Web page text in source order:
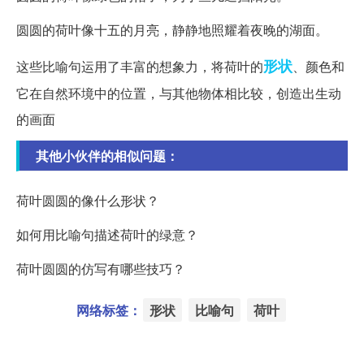
圆圆的荷叶像十五的月亮，静静地照耀着夜晚的湖面。
这些比喻句运用了丰富的想象力，将荷叶的形状、颜色和
它在自然环境中的位置，与其他物体相比较，创造出生动
的画面
其他小伙伴的相似问题：
荷叶圆圆的像什么形状？
如何用比喻句描述荷叶的绿意？
荷叶圆圆的仿写有哪些技巧？
网络标签： 形状 比喻句 荷叶